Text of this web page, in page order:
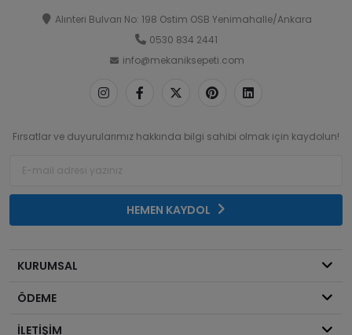
Alınteri Bulvarı No: 198 Ostim OSB Yenimahalle/Ankara
0530 834 2441
info@mekaniksepeti.com
Fırsatlar ve duyurularımız hakkında bilgi sahibi olmak için kaydolun!
HEMEN KAYDOL
KURUMSAL
ÖDEME
İLETİŞİM